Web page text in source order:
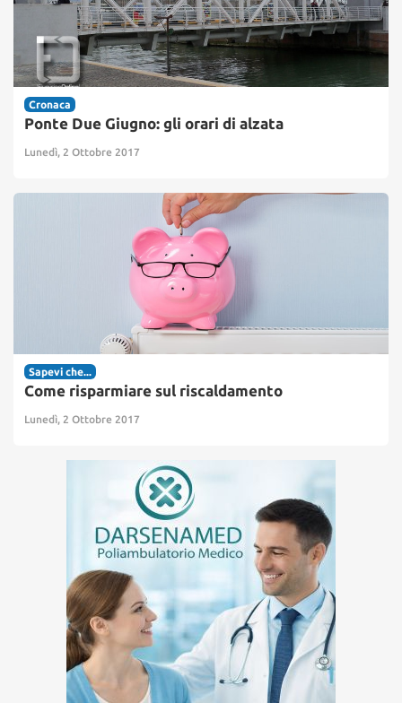
Cronaca
Ponte Due Giugno: gli orari di alzata
Lunedì, 2 Ottobre 2017
Sapevi che...
Come risparmiare sul riscaldamento
Lunedì, 2 Ottobre 2017